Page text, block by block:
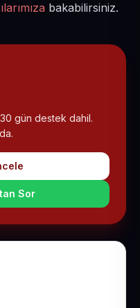
bakabilirsiniz.
gün destek dahil.
Sor